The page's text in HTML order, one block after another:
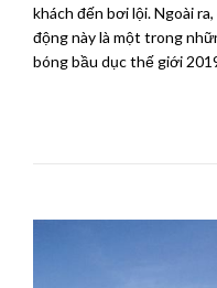
khách đến bơi lội. Ngoài
động này là một trong
bóng bầu dục thế giới